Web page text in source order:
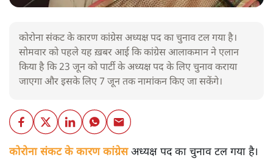
कोरोना संकट के कारण कांग्रेस अध्यक्ष पद का चुनाव टल गया है।
सोमवार को पहले यह ख़बर आई कि कांग्रेस आलाकमान ने एलान
किया है कि 23 जून को पार्टी के अध्यक्ष पद के लिए चुनाव कराया
जाएगा और इसके लिए 7 जून तक नामांकन किए जा सकेंगे।
कोरोना संकट के कारण कांग्रेसअध्यक्ष पद का चुनाव टल गया है।